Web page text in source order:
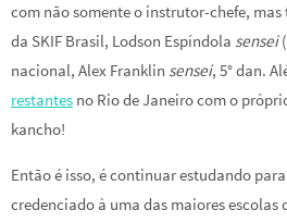
com não somente o instrutor-chefe,
da SKIF Brasil, Lodson Espíndola sensei
nacional, Alex Franklin sensei, 5° dan.
restantes no Rio de Janeiro com o
kancho!
Então é isso, é continuar estudando
credenciado à uma das maiores escolas